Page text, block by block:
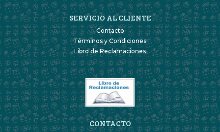
SERVICIO AL CLIENTE
Contacto
Términos y Condiciones
Libro de Reclamaciones
CONTACTO